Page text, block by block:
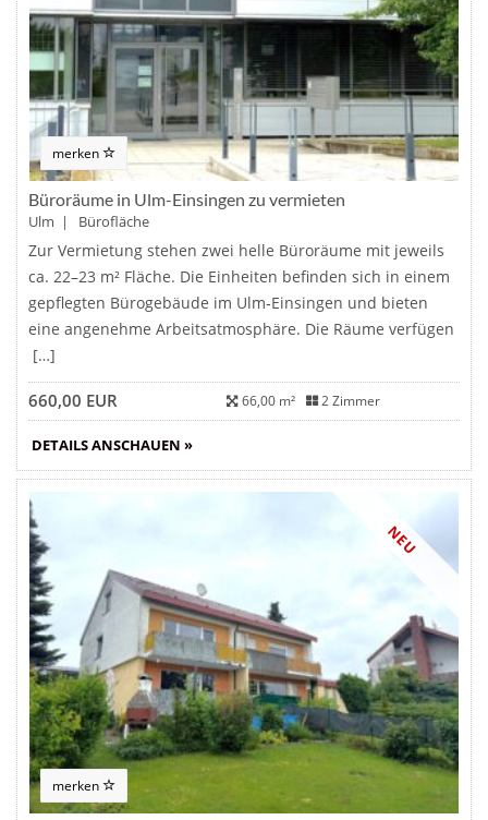
merken
Büroräume in Ulm-Einsingen zu vermieten
Ulm | Bürofläche
Zur Vermietung stehen zwei helle Büroräume mit jeweils
ca. 22–23 m² Fläche. Die Einheiten befinden sich in einem
gepflegten Bürogebäude im Ulm‑Einsingen und bieten
eine angenehme Arbeitsatmosphäre. Die Räume verfügen
[…]
660,00 EUR 66,00 m² 2 Zimmer
DETAILS ANSCHAUEN »
NEU
merken